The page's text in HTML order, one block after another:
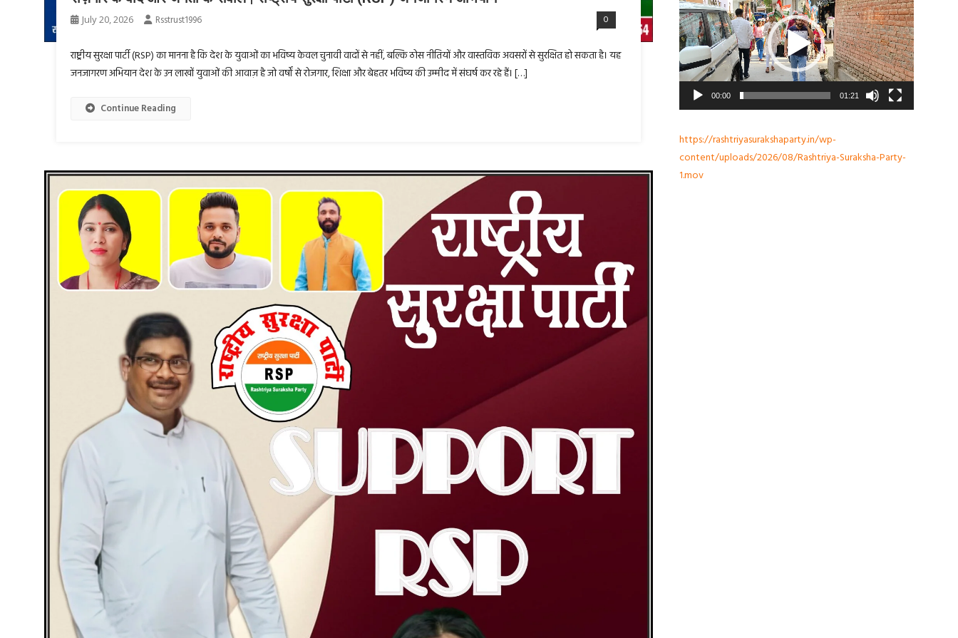
July 20, 2026 Rsstrust1996 0
राष्ट्रीय सुरक्षा पार्टी (RSP) का मानना है कि देश के युवाओं का भविष्य केवल चुनावी वादों से नहीं, बल्कि ठोस नीतियों और वास्तविक अवसरों से सुरक्षित हो सकता है। यह
जनजागरण अभियान देश के उन लाखों युवाओं की आवाज़ है जो वर्षों से रोजगार, शिक्षा और बेहतर भविष्य की उम्मीद में संघर्ष कर रहे हैं। […]
Continue Reading
Player
00:00 01:21
https://rashtriyasurakshaparty.in/wp-
content/uploads/2026/08/Rashtriya-Suraksha-Party-
1.mov